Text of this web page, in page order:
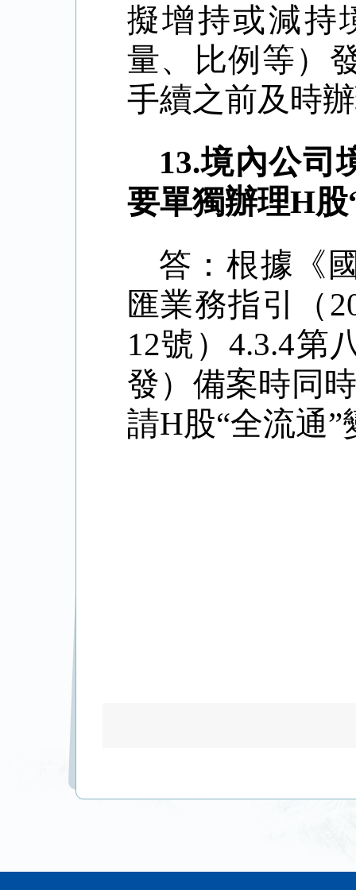
擬增持或減持
量、比例等）
手續之前及時
13.境內公司
要單獨辦理H股
答：根據《
匯業務指引（
12號）4.3.4第
發）備案時同
請H股“全流通